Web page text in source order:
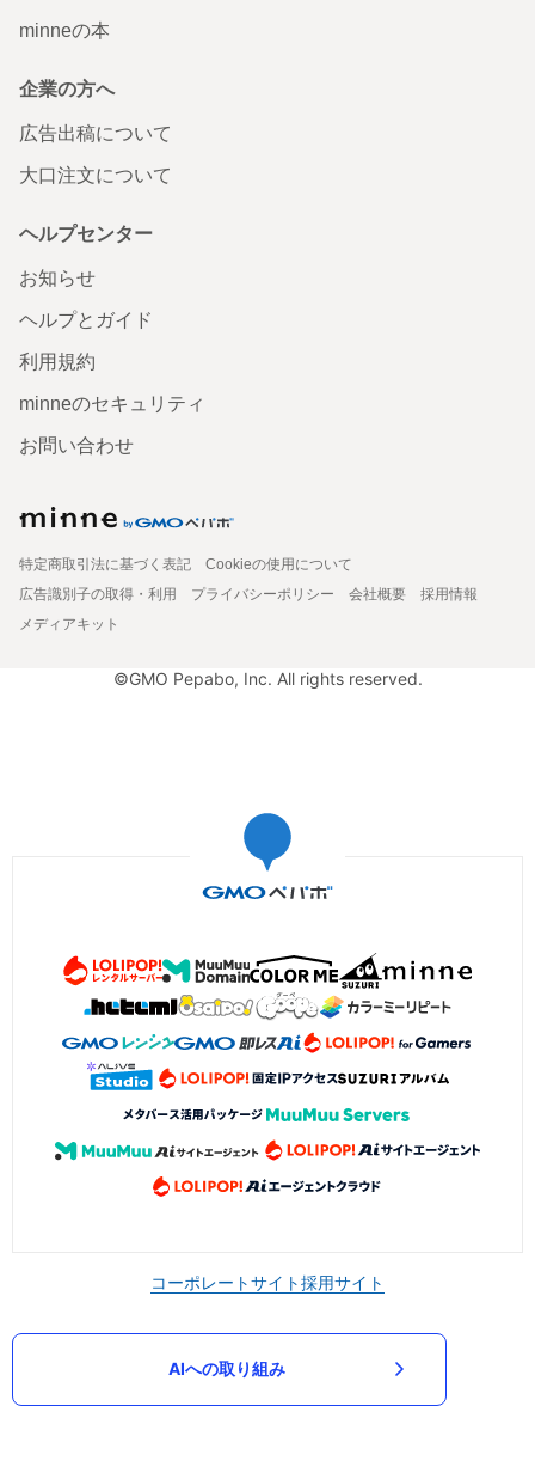
minneの本
企業の方へ
広告出稿について
大口注文について
ヘルプセンター
お知らせ
ヘルプとガイド
利用規約
minneのセキュリティ
お問い合わせ
特定商取引法に基づく表記
Cookieの使用について
広告識別子の取得・利用
プライバシーポリシー 会社概要
採用情報
メディアキット
©GMO Pepabo, Inc. All rights reserved.
コーポレートサイト採用サイト
AIへの取り組み